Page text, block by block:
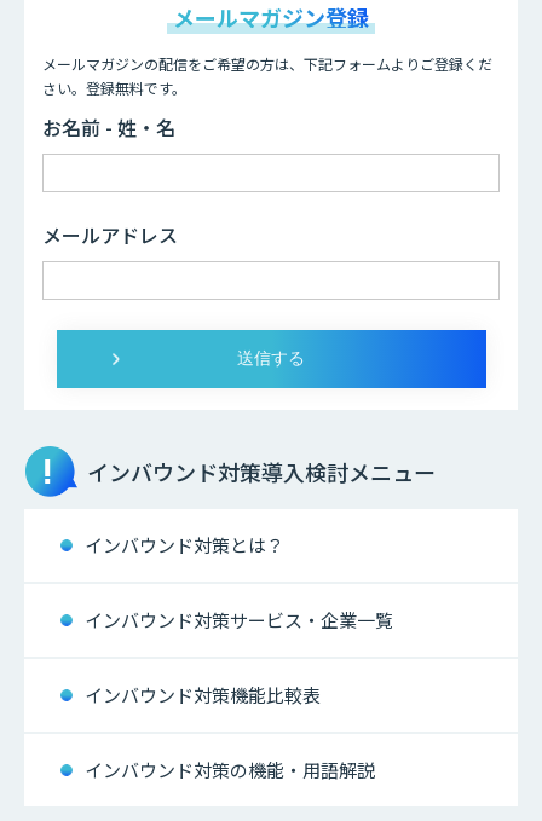
メールマガジン登録
メールマガジンの配信をご希望の方は、下記フォームよりご登録くだ
さい。登録無料です。
お名前 - 姓・名
メールアドレス
インバウンド対策導入検討メニュー
インバウンド対策とは？
インバウンド対策サービス・企業一覧
インバウンド対策機能比較表
インバウンド対策の機能・用語解説